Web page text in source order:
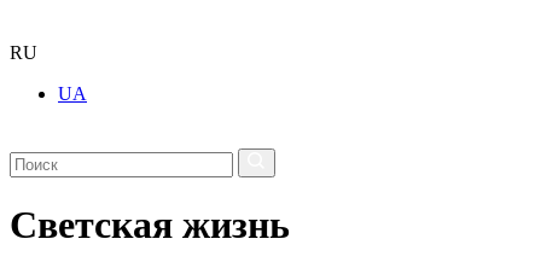
RU
UA
Светская жизнь